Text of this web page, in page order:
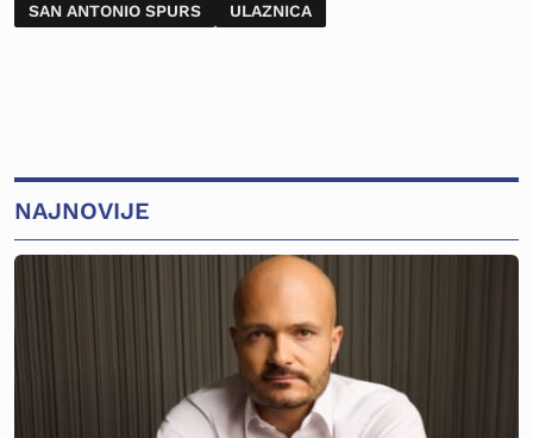
SAN ANTONIO SPURS ULAZNICA
NAJNOVIJE